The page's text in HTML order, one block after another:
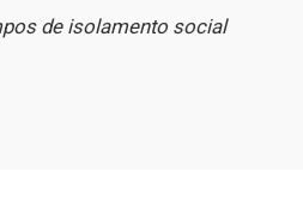
de isolamento social